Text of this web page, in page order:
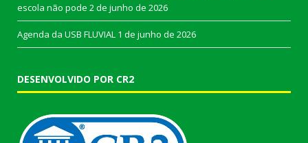
escola não pode 2 de junho de 2026
Agenda da USB FLUVIAL 1 de junho de 2026
DESENVOLVIDO POR CR2